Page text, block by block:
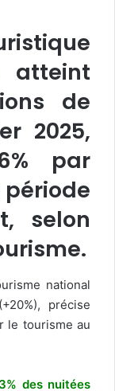
atteint
de
2025,
par
selon
national
précise
le tourisme au
des nuitées